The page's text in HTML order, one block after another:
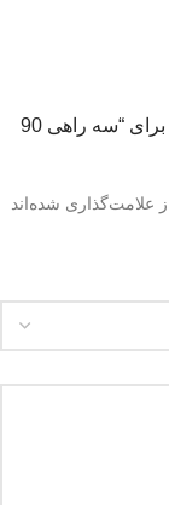
اولین نفری باشید که دیدگاهی را ارسال می کنید برای “سه راهی 90
علامت‌گذاری شده‌اند